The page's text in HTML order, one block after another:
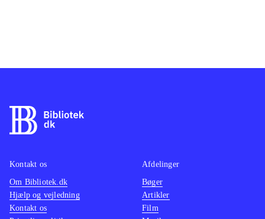
Kontakt os
Om Bibliotek.dk
Hjælp og vejledning
Kontakt os
Afdelinger
Bøger
Artikler
Film